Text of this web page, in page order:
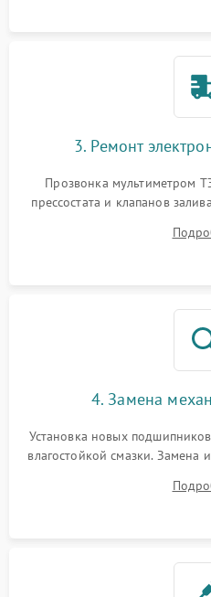
3. Ремонт
Прозвонка мультиметром
прессостата и клапанов
Восстановление
4. Замена
Установка новых
влагостойкой смазки. Замена
или поврежденной